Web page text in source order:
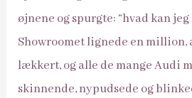
øjnene og spurgte: “hvad kan
Showroomet lignede en million,
lækkert, og alle de mange Audi
skinnende, nypudsede og